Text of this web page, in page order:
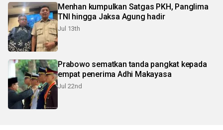
Menhan kumpulkan Satgas PKH, Panglima
TNI hingga Jaksa Agung hadir
Jul 13th
Prabowo sematkan tanda pangkat kepada
empat penerima Adhi Makayasa
Jul 22nd